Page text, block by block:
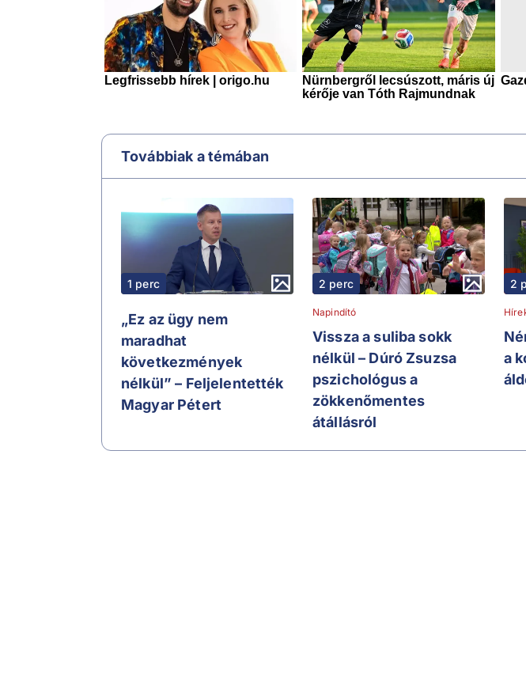
Továbbiak a témában
1 perc
„Ez az ügy nem
maradhat
következmények
nélkül” – Feljelentették
Magyar Pétert
2 perc
Napindító
Vissza a suliba sokk
nélkül – Dúró Zsuzsa
pszichológus a
zökkenőmentes
átállásról
2
a